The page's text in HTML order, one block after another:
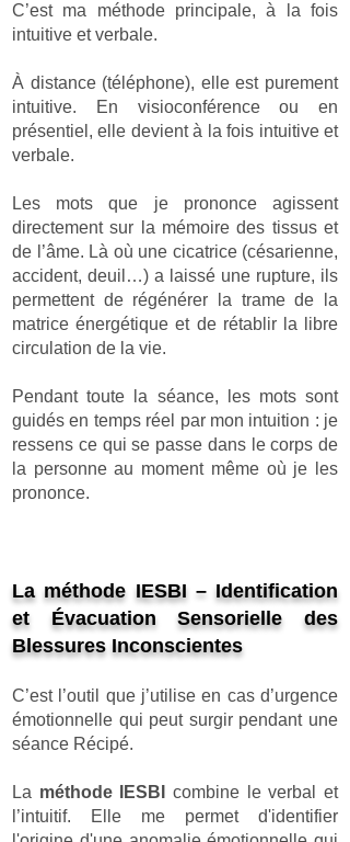
C’est ma méthode principale, à la fois
intuitive et verbale.
À distance (téléphone), elle est purement
intuitive. En visioconférence ou en
présentiel, elle devient à la fois intuitive et
verbale.
Les mots que je prononce agissent
directement sur la mémoire des tissus et
de l’âme. Là où une cicatrice (césarienne,
accident, deuil…) a laissé une rupture, ils
permettent de régénérer la trame de la
matrice énergétique et de rétablir la libre
circulation de la vie.
Pendant toute la séance, les mots sont
guidés en temps réel par mon intuition : je
ressens ce qui se passe dans le corps de
la personne au moment même où je les
prononce.
La méthode IESBI – Identification
et Évacuation Sensorielle des
Blessures Inconscientes
C’est l’outil que j’utilise en cas d’urgence
émotionnelle qui peut surgir pendant une
séance Récipé.
La méthode IESBI
combine le verbal et
l’intuitif. Elle me permet d'identifier